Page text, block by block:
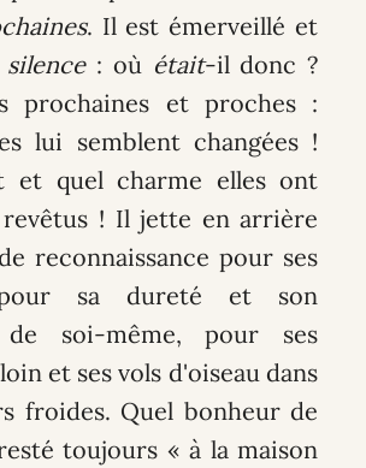
. Il est émerveillé et
silence: où était-il donc ?
prochaines et proches :
lui semblent changées !
et quel charme elles ont
revêtus ! Il jette en arrière
reconnaissance pour ses
pour sa dureté et son
de soi-même, pour ses
et ses vols d'oiseau dans
froides. Quel bonheur de
toujours « à la maison